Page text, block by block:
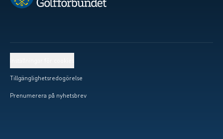
Tillgänglighetsredogörelse
Prenumerera på nyhetsbrev